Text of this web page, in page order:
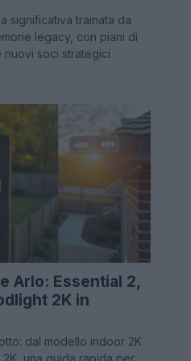
significativa trainata da
legacy, con piani di
soci strategici
Arlo: Essential 2,
2K in
dal modello indoor 2K